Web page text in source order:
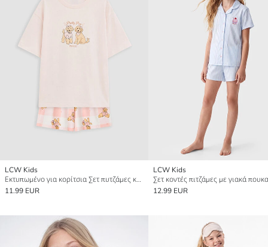
LCW Kids
Εκτυπωμένο για κορίτσια Σετ πυτζάμες κοντό
11.99 EUR
LCW Kids
12.99 EUR